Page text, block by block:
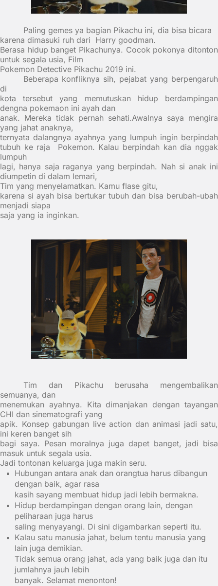
Paling gemes ya bagian Pikachu ini, dia bisa bicara
karena dimasuki ruh dari Harry goodman.
Berasa hidup banget Pikachunya. Cocok pokonya ditonton
untuk segala usia, Film
Pokemon Detective Pikachu 2019 ini.
Beberapa konfliknya sih, pejabat yang berpengaruh
di
kota tersebut yang memutuskan hidup berdampingan
dengna pokemaon ini ayah dan
anak. Mereka tidak pernah sehati.Awalnya saya mengira
yang jahat anaknya,
ternyata dalangnya ayahnya yang lumpuh ingin berpindah
tubuh ke raja
Pokemon. Kalau berpindah kan dia nggak
lumpuh
lagi, hanya saja raganya yang berpindah. Nah si anak ini
diumpetin di dalam lemari,
Tim yang menyelamatkan. Kamu flase gitu,
karena si ayah bisa bertukar tubuh dan bisa berubah-ubah
menjadi siapa
saja yang ia inginkan.
Tim dan Pikachu berusaha mengembalikan
semuanya, dan
menemukan ayahnya. Kita dimanjakan dengan tayangan
CHI dan sinematografi yang
apik. Konsep gabungan live action dan animasi jadi satu,
ini keren banget sih
bagi saya. Pesan moralnya juga dapet banget, jadi bisa
masuk untuk segala usia.
Jadi tontonan keluarga juga makin seru.
Hubungan antara anak dan orangtua harus dibangun
dengan baik, agar rasa
kasih sayang membuat hidup jadi lebih bermakna.
Hidup berdampingan dengan orang lain, dengan
peliharaan juga harus
saling menyayangi. Di sini digambarkan seperti itu.
Kalau satu manusia jahat, belum tentu manusia yang
lain juga demikian.
Tidak semua orang jahat, ada yang baik juga dan itu
jumlahnya jauh lebih
banyak. Selamat menonton!